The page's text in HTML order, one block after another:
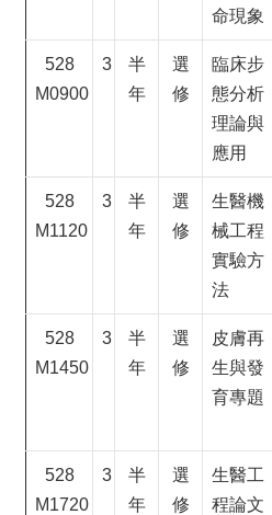
命現象
528
M0900
3
半
年
選
修
臨床步
態分析
理論與
應用
528
M1120
3
半
年
選
修
生醫機
械工程
實驗方
法
528
M1450
3
半
年
選
修
皮膚再
生與發
育專題
528
M1720
3
半
年
選
修
生醫工
程論文